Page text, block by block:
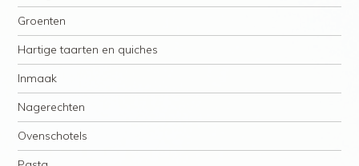
Groenten
Hartige taarten en quiches
Inmaak
Nagerechten
Ovenschotels